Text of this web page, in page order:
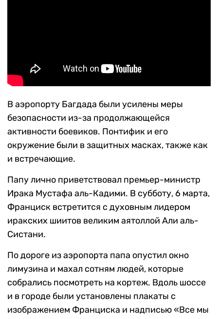
В аэропорту Багдада были усилены меры
безопасности из-за продолжающейся
активности боевиков. Понтифик и его
окружение были в защитных масках, также как
и встречающие.
Папу лично приветствовал премьер-министр
Ирака Мустафа аль-Кадими. В субботу, 6 марта,
Франциск встретится с духовным лидером
иракских шиитов великим аятоллой Али аль-
Систани.
По дороге из аэропорта папа опустил окно
лимузина и махал сотням людей, которые
собрались посмотреть на кортеж. Вдоль шоссе
и в городе были установлены плакаты с
изображением Франциска и надписью «Все мы